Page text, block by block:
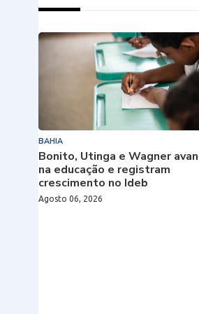
BAHIA
Bonito, Utinga e Wagner
na educação e registram
crescimento no Ideb
Agosto 06, 2026